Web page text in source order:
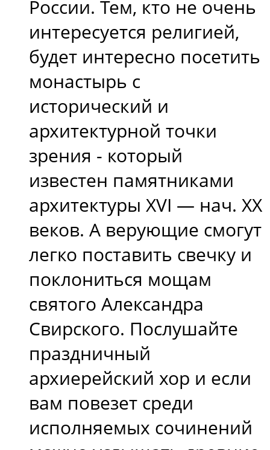
России. Тем, кто не очень
интересуется религией,
будет интересно посетить
монастырь с
исторический и
архитектурной точки
зрения - который
известен памятниками
архитектуры XVI — нач. XX
веков. А верующие смогут
легко поставить свечку и
поклониться мощам
святого Александра
Свирского. Послушайте
праздничный
архиерейский хор и если
вам повезет среди
исполняемых сочинений